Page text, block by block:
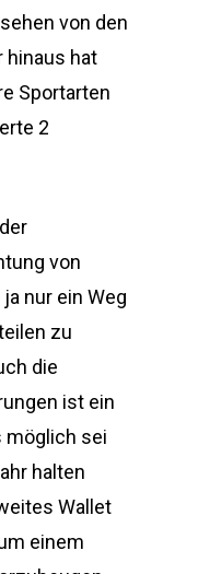
von den
hinaus hat
Sportarten
2
von
nur ein Weg
zu
die
ist ein
möglich sei
halten
Wallet
einem